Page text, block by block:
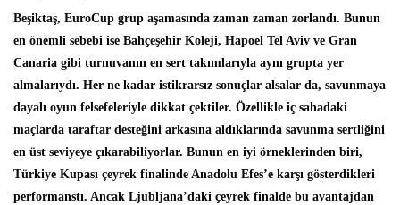
Beşiktaş, EuroCup grup aşamasında zaman zaman zorlandı. Bunun
en önemli sebebi ise Bahçeşehir Koleji, Hapoel Tel Aviv ve Gran
Canaria gibi turnuvanın en sert takımlarıyla aynı grupta yer
almalarıydı. Her ne kadar istikrarsız sonuçlar alsalar da, savunmaya
dayalı oyun felsefeleriyle dikkat çektiler. Özellikle iç sahadaki
maçlarda taraftar desteğini arkasına aldıklarında savunma sertliğini
en üst seviyeye çıkarabiliyorlar. Bunun en iyi örneklerinden biri,
Türkiye Kupası çeyrek finalinde Anadolu Efes’e karşı gösterdikleri
performanstı. Ancak Ljubljana’daki çeyrek finalde bu avantajdan